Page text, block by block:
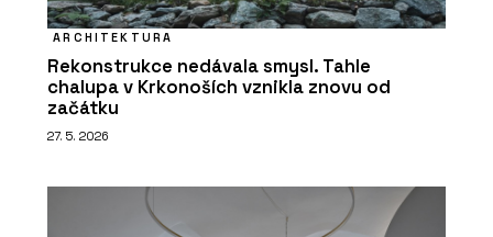
ARCHITEKTURA
Rekonstrukce nedávala smysl. Tahle
chalupa v Krkonoších vznikla znovu od
začátku
27. 5. 2026